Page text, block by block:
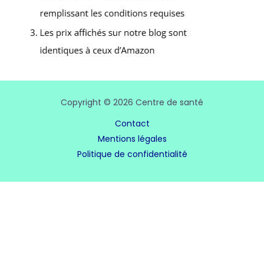
Copyright © 2026 Centre de santé
Contact
Mentions légales
Politique de confidentialité